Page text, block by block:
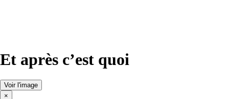
Et après c’est quoi
Voir l'image
×